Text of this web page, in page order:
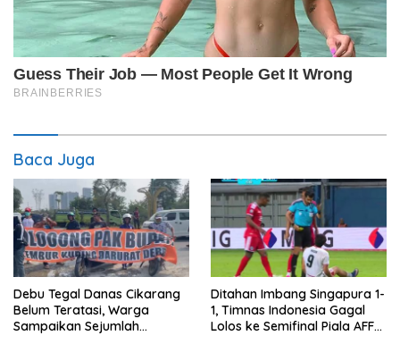
Baca Juga
Debu Tegal Danas Cikarang
Belum Teratasi, Warga
Sampaikan Sejumlah
Ditahan Imbang Singapura 1-
1, Timnas Indonesia Gagal
Lolos ke Semifinal Piala AFF